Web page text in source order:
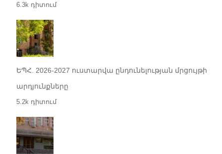
6.3k դիտում
ԵՊՀ. 2026-2027 ուստարվա ընդունելության մրցույթի
արդյունքները
5.2k դիտում